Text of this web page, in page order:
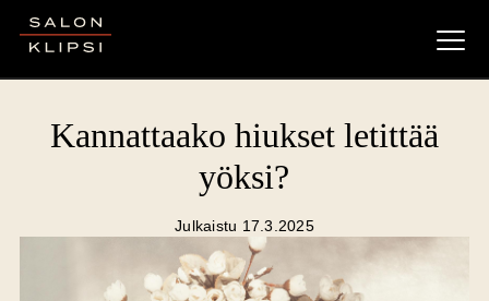
Salon Klipsi
Kannattaako hiukset letittää
yöksi?
Julkaistu 17.3.2025